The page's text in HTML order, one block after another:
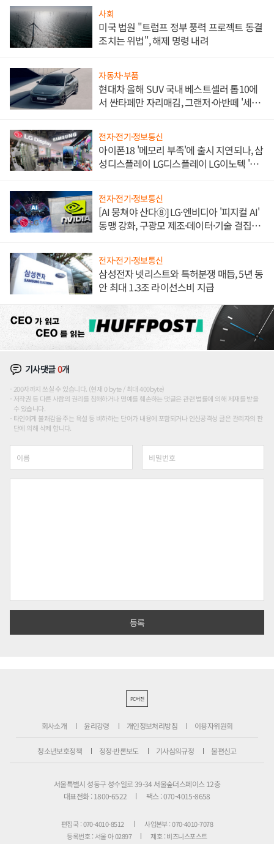
사회
미국 법원 "트럼프 정부 풍력 프로젝트 동결
조치는 위법", 해제 명령 내려
자동차·부품
현대차 올해 SUV 국내 베스트셀러 톱10에
서 싼타페만 자리매김, 그랜저·아반떼 '세단
전자·전기·정보통신
아이폰18 '메모리 부족'에 출시 지연되나, 삼
성디스플레이 LG디스플레이 LG이노텍 '탈
전자·전기·정보통신
[AI 뭉쳐야 산다⑧] LG·엔비디아 '피지컬 AI'
동맹 강화, 구광모 제조·데이터·기술 결집
전자·전기·정보통신
삼성전자 넷리스트와 특허분쟁 매듭, 5년 동
안 최대 1.3조 라이선스비 지급
기사댓글0개
200자까지 쓰실 수 있습니다. (현재 0 byte / 최대 400byte)
저작권 등 다른 사람의 권리를 침해하거나 명예를 훼손하는 댓글은 관련 법률에 의해 제재를 받을
수 있습니다.
타인에게 불쾌감을 주는 욕설 등 비하하는 단어가 내용에 포함되거나 인신공격성 글은 관리자의 판
단에 의해 삭제 합니다.
PC버전
회사소개 윤리강령 개인정보처리방침 이용자위원회
청소년보호정책 정정·반론보도 기사심의규정 불편신고
서울특별시 성동구 성수일로 39-34 서울숲더스페이스 12층
대표전화 : 1800-6522
팩스 : 070-4015-8658
편집국 : 070-4010-8512
사업본부 : 070-4010-7078
등록번호 : 서울 아 02897
제호 : 비즈니스포스트